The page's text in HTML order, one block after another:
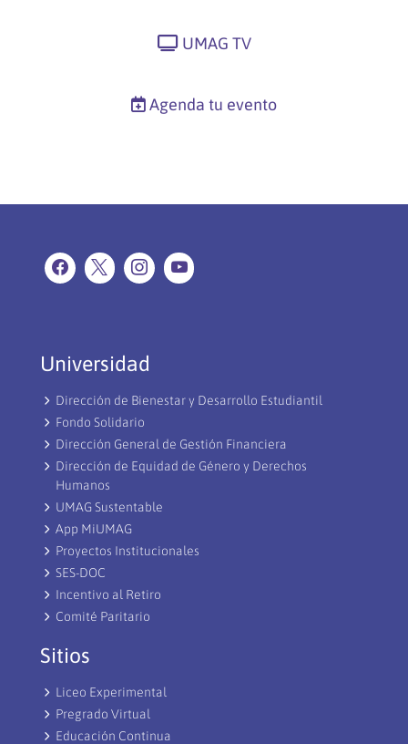
UMAG TV
Agenda tu evento
Universidad
Dirección de Bienestar y Desarrollo Estudiantil
Fondo Solidario
Dirección General de Gestión Financiera
Dirección de Equidad de Género y Derechos
Humanos
UMAG Sustentable
App MiUMAG
Proyectos Institucionales
SES-DOC
Incentivo al Retiro
Comité Paritario
Sitios
Liceo Experimental
Pregrado Virtual
Educación Continua